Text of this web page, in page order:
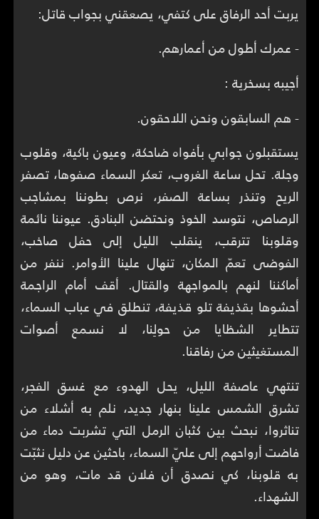
يربت أحد الرفاق على كتفي، يصعقني بجواب قاتل:
- عمرك أطول من أعمارهم.
أجيبه بسخرية :
- هم السابقون ونحن اللاحقون.
يستقبلون جوابي بأفواه ضاحكة، وعيون باكية، وقلوب
وجلة. تحل ساعة الغروب، تعكر السماء صفوها، تصفر
الريح وتنذر بساعة الصفر، نرص بطوننا بمشاجب
الرصاص، نتوسد الخوذ ونحتضن البنادق. عيوننا نائمة
وقلوبنا تترقب، ينقلب الليل إلى حفل صاخب،
الفوضى تعمّ المكان، تنهال علينا الأوامر. ننفر من
أماكننا لنهم بالمواجهة والقتال. أقف أمام الراجمة
أحشوها بقذيفة تلو قذيفة، تنطلق في عباب السماء،
تتطاير الشظايا من حولِنا، لا نسمع أصوات
المستغيثين من رفاقنا.
تنتهي عاصفة الليل، يحل الهدوء مع غسق الفجر،
تشرق الشمس علينا بنهار جديد، نلم به أشلاء من
تناثروا، نبحث بين كثبان الرمل التي تشربت دماء من
فاضت أرواحهم إلى عليّ السماء، باحثين عن دليل نثبّت
به قلوبنا، كي نصدق أن فلان قد مات، وهو من
الشهداء.